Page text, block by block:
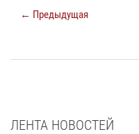
← Предыдущая
ЛЕНТА НОВОСТЕЙ